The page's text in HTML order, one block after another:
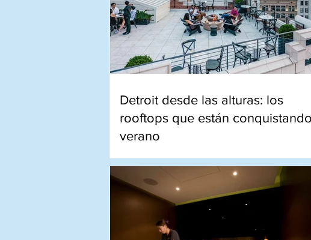
Detroit desde las alturas: los
rooftops que están conquistando
verano
Nuevos bares en las alturas convierten
skyline de Detroit en el gran
del verano.